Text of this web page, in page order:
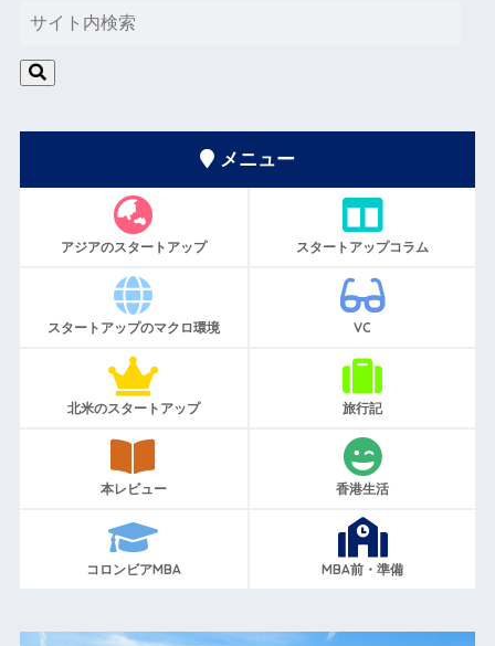
メニュー
アジアのスタートアップ スタートアップコラム
スタートアップのマクロ環境 VC
北米のスタートアップ 旅行記
本レビュー 香港生活
コロンビアMBA MBA前・準備